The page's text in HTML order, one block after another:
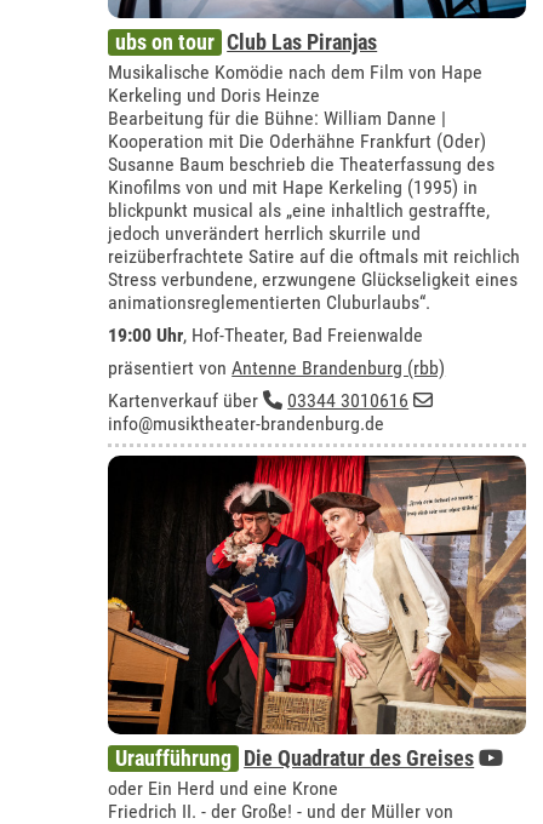
ubs on tour Club Las Piranjas
Musikalische Komödie nach dem Film von Hape
Kerkeling und Doris Heinze
Bearbeitung für die Bühne: William Danne |
Kooperation mit Die Oderhähne Frankfurt (Oder)
Susanne Baum beschrieb die Theaterfassung des
Kinofilms von und mit Hape Kerkeling (1995) in
blickpunkt musical als „eine inhaltlich gestraffte,
jedoch unverändert herrlich skurrile und
reizüberfrachtete Satire auf die oftmals mit reichlich
Stress verbundene, erzwungene Glückseligkeit eines
animationsreglementierten Cluburlaubs“.
19:00 Uhr, Hof-Theater, Bad Freienwalde
präsentiert vonAntenne Brandenburg (rbb)
Kartenverkauf über
03344 3010616
info@musiktheater-brandenburg.de
Uraufführung Die Quadratur des Greises
oder Ein Herd und eine Krone
Friedrich II. - der Große! - und der Müller von